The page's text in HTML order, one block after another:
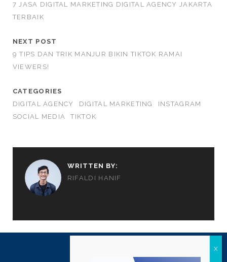
7 JASA DIGITAL MARKETING DIGITAL AGENCY JAKARTA
TERBAIK
NEXT POST
9 TIPS DAN TRIK MANJUR BIKIN TIKTOK RAMAI
VIEWERS!
CATEGORIES
DIGITAL AGENCY
DIGITAL MARKETING
INSTAGRAM
SOCIAL MEDIA
TIKTOK
WRITTEN BY:
RIFALDI HANIF